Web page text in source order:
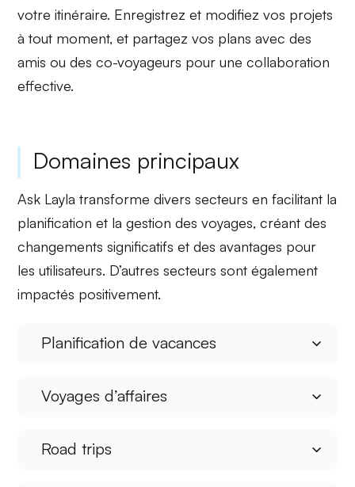
votre itinéraire. Enregistrez et modifiez vos projets
à tout moment, et partagez vos plans avec des
amis ou des co-voyageurs pour une collaboration
effective.
Domaines principaux
Ask Layla transforme divers secteurs en facilitant la
planification et la gestion des voyages, créant des
changements significatifs et desavantages pour
les utilisateurs. D’autres secteurs sont également
impactés positivement.
Planification de vacances
Voyages d’affaires
Road trips